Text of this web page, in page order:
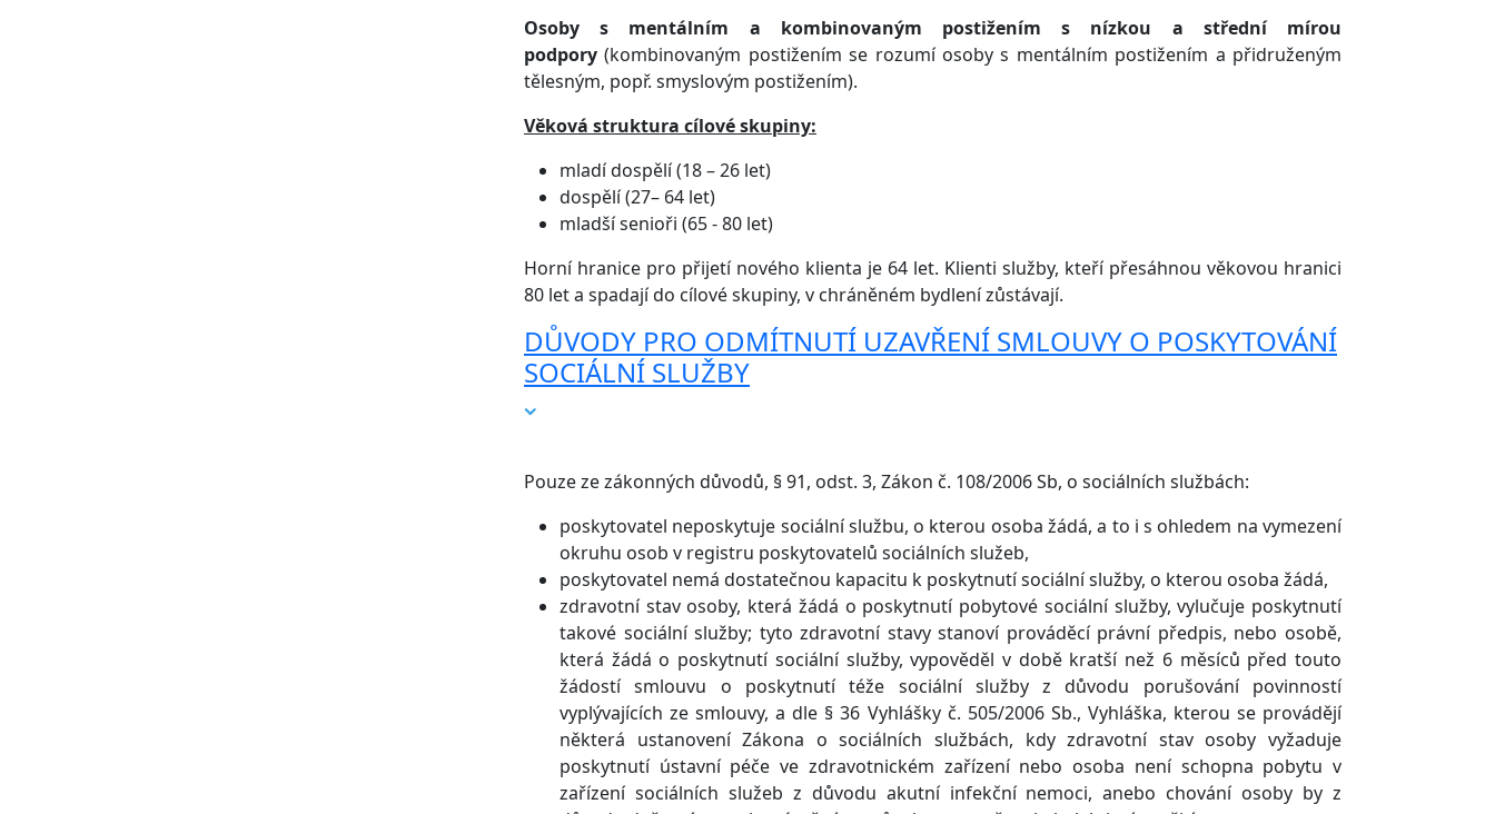
Osoby s mentálním a kombinovaným postižením s nízkou a střední mírou
podpory(kombinovaným postižením se rozumí osoby s mentálním postižením a přidruženým
tělesným, popř. smyslovým postižením).
Věková struktura cílové skupiny:
mladí dospělí (18 – 26 let)
dospělí (27– 64 let)
mladší senioři (65 - 80 let)
Horní hranice pro přijetí nového klienta je 64 let. Klienti služby, kteří přesáhnou věkovou hranici
80 let a spadají do cílové skupiny, v chráněném bydlení zůstávají.
DŮVODY PRO ODMÍTNUTÍ UZAVŘENÍ SMLOUVY O POSKYTOVÁNÍ
SOCIÁLNÍ SLUŽBY
Pouze ze zákonných důvodů, § 91, odst. 3, Zákon č. 108/2006 Sb, o sociálních službách:
poskytovatel neposkytuje sociální službu, o kterou osoba žádá, a to i s ohledem na vymezení
okruhu osob v registru poskytovatelů sociálních služeb,
poskytovatel nemá dostatečnou kapacitu k poskytnutí sociální služby, o kterou osoba žádá,
zdravotní stav osoby, která žádá o poskytnutí pobytové sociální služby, vylučuje poskytnutí
takové sociální služby; tyto zdravotní stavy stanoví prováděcí právní předpis, nebo osobě,
která žádá o poskytnutí sociální služby, vypověděl v době kratší než 6 měsíců před touto
žádostí smlouvu o poskytnutí téže sociální služby z důvodu porušování povinností
vyplývajících ze smlouvy, a dle § 36 Vyhlášky č. 505/2006 Sb., Vyhláška, kterou se provádějí
některá ustanovení Zákona o sociálních službách, kdy zdravotní stav osoby vyžaduje
poskytnutí ústavní péče ve zdravotnickém zařízení nebo osoba není schopna pobytu v
zařízení sociálních služeb z důvodu akutní infekční nemoci, anebo chování osoby by z